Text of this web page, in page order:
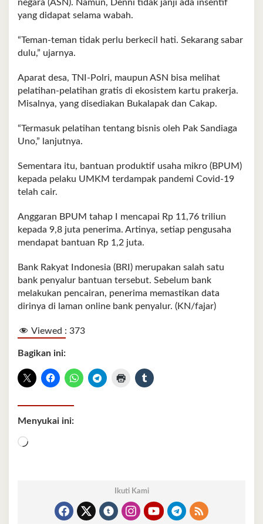
negara (ASN). Namun, Denni tidak janji ada insentif
yang didapat selama wabah.
“Teman-teman tidak perlu berkecil hati. Sekarang sabar
dulu,” ujarnya.
Aparat desa, TNI-Polri, maupun ASN bisa melihat
pelatihan-pelatihan gratis di ekosistem kartu prakerja.
Misalnya, yang disediakan Bukalapak dan Cakap.
“Termasuk pelatihan tentang bisnis oleh Pak Sandiaga
Uno,” lanjutnya.
Sementara itu, bantuan produktif usaha mikro (BPUM)
kepada pelaku UMKM terdampak pandemi Covid-19
telah cair.
Anggaran BPUM tahap I mencapai Rp 11,76 triliun
kepada 9,8 juta penerima. Artinya, setiap pengusaha
mendapat bantuan Rp 1,2 juta.
Bank Rakyat Indonesia (BRI) merupakan salah satu
bank penyalur bantuan tersebut. Sebelum bank
melakukan pencairan, penerima memastikan data
dirinya di laman online bank penyalur. (KN/fajar)
Viewed : 373
Bagikan ini:
Menyukai ini:
Memuat...
Ikuti Kami